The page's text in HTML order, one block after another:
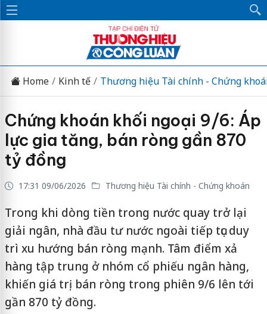
Home Kinh tế Thương hiệu Tài chính - Chứng
Chứng khoán khối ngoại 9/6: Áp
lực gia tăng, bán ròng gần 870
tỷ đồng
17:31 09/06/2026 Thương hiệu Tài chính - Chứng khoán
Trong khi dòng tiền trong nước quay trở lại
giải ngân, nhà đầu tư nước ngoài tiếp tục duy
trì xu hướng bán ròng mạnh. Tâm điểm xả
hàng tập trung ở nhóm cổ phiếu ngân hàng,
khiến giá trị bán ròng trong phiên 9/6 lên tới
gần 870 tỷ đồng.